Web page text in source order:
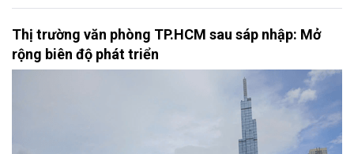
Thị trường văn phòng TP.HCM sau sáp nhập: Mở
rộng biên độ phát triển